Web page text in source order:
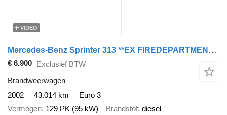
VIDEO
Mercedes-Benz Sprinter 313 **EX FIREDEPARTMENT-BELGIAN ORIGINE**
€ 6.900 Exclusief BTW
Brandweerwagen
2002
43.014 km
Euro 3
Vermogen 129 PK (95 kW) Brandstof diesel